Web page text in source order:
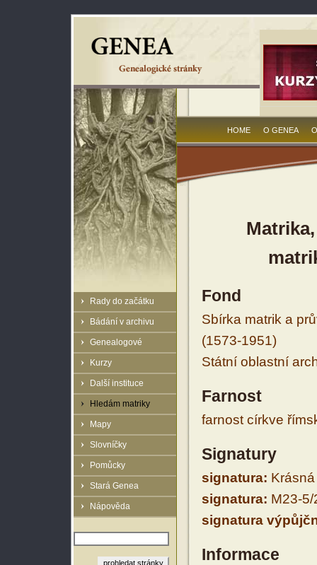
Rady do začátku
Bádání v archivu
Genealogové
Kurzy
Další instituce
Hledám matriky
Mapy
Slovníčky
Pomůcky
Stará Genea
Nápověda
HOME O GENEA
Fond
Sbírka matrik a
(1573-1951)
Státní oblastní
Farnost
farnost církve
Signatury
signatura:
signatura: M23-5/
signatura
Informace